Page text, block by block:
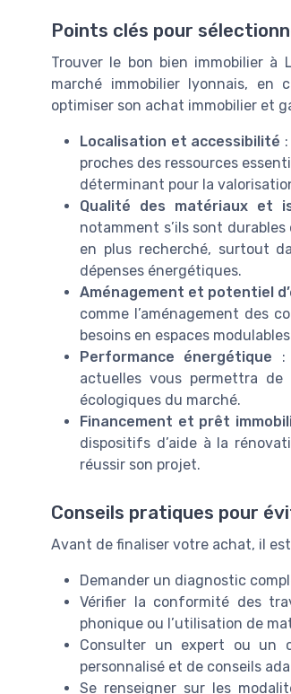
Points clés pour
Trouver le bon bien immobilier à
marché immobilier lyonnais, en
optimiser son achat immobilier et
Localisation et accessibilité
proches des ressources
déterminant pour la
Qualité des matériaux et
notamment s’ils sont
en plus recherché, surtout
dépenses énergétiques.
Aménagement et potentiel
comme l’aménagement des
besoins en espaces
Performance énergétique :
actuelles vous permettra
écologiques du marché.
Financement et prêt
dispositifs d’aide à la
réussir son projet.
Conseils pratiques pour
Avant de finaliser votre achat, il
Demander un diagnostic
Vérifier la conformité des
phonique ou l’utilisation de
Consulter un expert ou un
personnalisé et de conseils
Se renseigner sur les